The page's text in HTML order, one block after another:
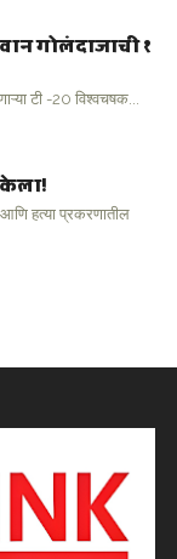
गोलंदाजाची १
टी -20 विश्वचषक...
केला!
आणि हत्या प्रकरणातील